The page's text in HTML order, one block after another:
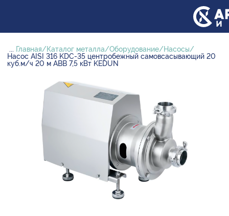
... Главная Каталог металла Оборудование
Насосы
Насос AISI 316 KDC-35 центробежный самовсасывающий 20
куб.м/ч 20 м ABB 7,5 кВт KEDUN